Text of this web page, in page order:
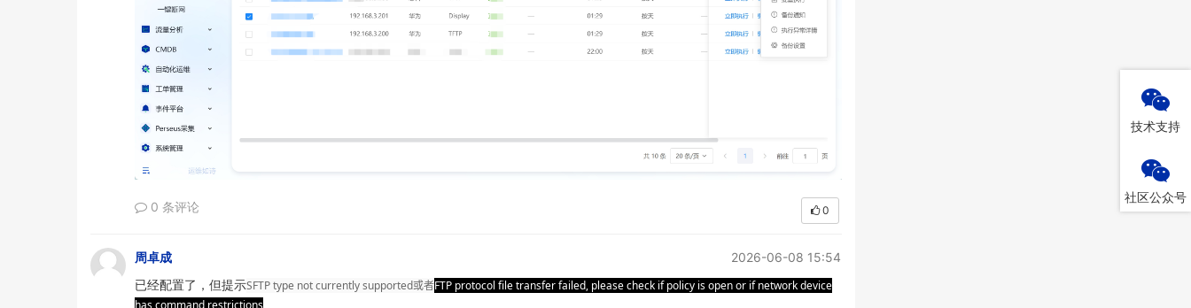
技术支持
社区公众号
0 条评论 0
周卓成
2026-06-08 15:54
已经配置了，但提示SFTP type not currently supported或者FTP protocol file transfer failed, please check if policy is open or if network device
has command restrictions